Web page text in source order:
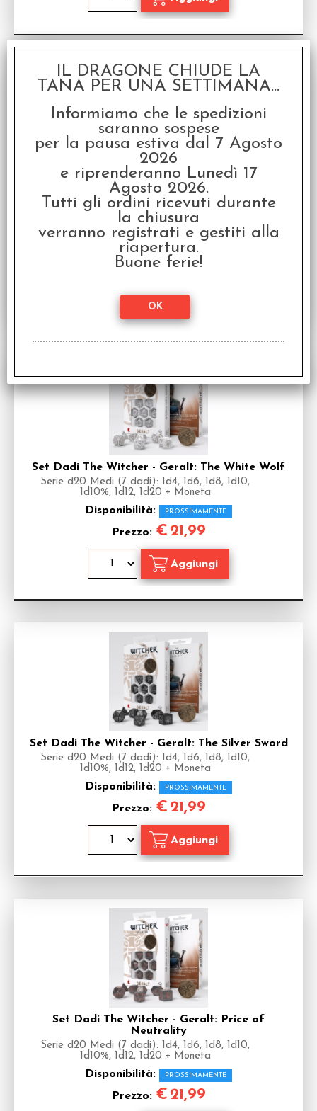
Set Dadi The Witcher - Geralt: The Monster
Slayer
Serie d20 Medi (7 dadi): 1d4, 1d6, 1d8, 1d10,
1d10%, 1d12, 1d20 + Moneta
Disponibilità: DISPONIBILE
Prezzo: €21,99
Set Dadi The Witcher - Geralt: The White Wolf
Serie d20 Medi (7 dadi): 1d4, 1d6, 1d8, 1d10,
1d10%, 1d12, 1d20 + Moneta
Disponibilità: PROSSIMAMENTE
Prezzo: € 21,99
Set Dadi The Witcher - Geralt: The Silver Sword
Serie d20 Medi (7 dadi): 1d4, 1d6, 1d8, 1d10,
1d10%, 1d12, 1d20 + Moneta
Disponibilità: PROSSIMAMENTE
Prezzo: € 21,99
Set Dadi The Witcher - Geralt: Price of
Neutrality
Serie d20 Medi (7 dadi): 1d4, 1d6, 1d8, 1d10,
1d10%, 1d12, 1d20 + Moneta
Disponibilità: PROSSIMAMENTE
Prezzo: € 21,99
IL DRAGONE CHIUDE LA
TANA PER UNA SETTIMANA...
Informiamo che le spedizioni
saranno sospese
per la pausa estiva dal 7 Agosto
2026
e riprenderanno Lunedì 17
Agosto 2026.
Tutti gli ordini ricevuti durante
la chiusura
verranno registrati e gestiti alla
riapertura.
Buone ferie!